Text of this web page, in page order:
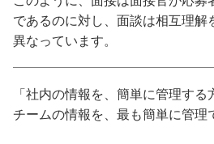
であるのに対し、面談は相互理解
異なっています。
「社内の情報を、簡単に管理する
チームの情報を、最も簡単に管理